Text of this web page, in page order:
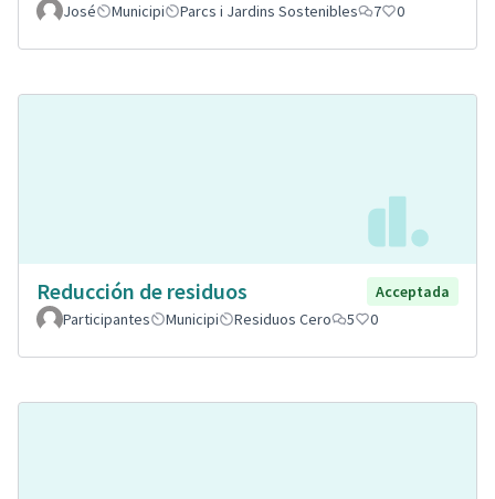
José Municipi Parcs i Jardins Sostenibles 7 0
Reducción de residuos
Acceptada
Participantes
Municipi Residuos Cero 5 0